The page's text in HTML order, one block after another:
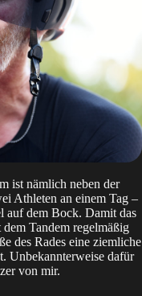
ist nämlich neben der
Athleten an einem Tag –
auf dem Bock. Damit das
Tandem regelmäßig
des Rades eine ziemliche
Unbekannterweise dafür
von mir.